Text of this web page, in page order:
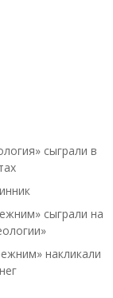
сыграли в
сыграли на
накликали